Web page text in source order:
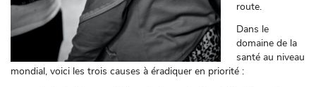
route.
Dans le
domaine de la
santé au niveau
mondial, voici les trois causes à éradiquer en priorité :